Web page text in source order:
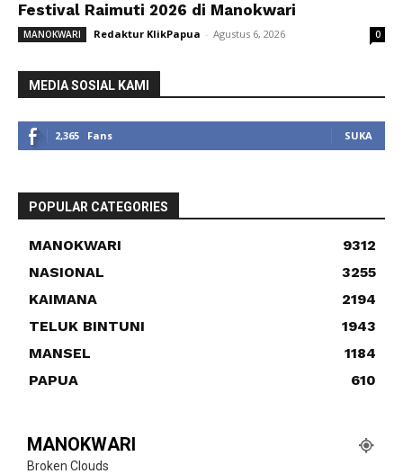
Festival Raimuti 2026 di Manokwari
MANOKWARI Redaktur KlikPapua - Agustus 6, 2026 0
MEDIA SOSIAL KAMI
2,365 Fans SUKA
POPULAR CATEGORIES
MANOKWARI
9312
NASIONAL
3255
KAIMANA
2194
TELUK BINTUNI
1943
MANSEL
1184
PAPUA
610
MANOKWARI
Broken Clouds